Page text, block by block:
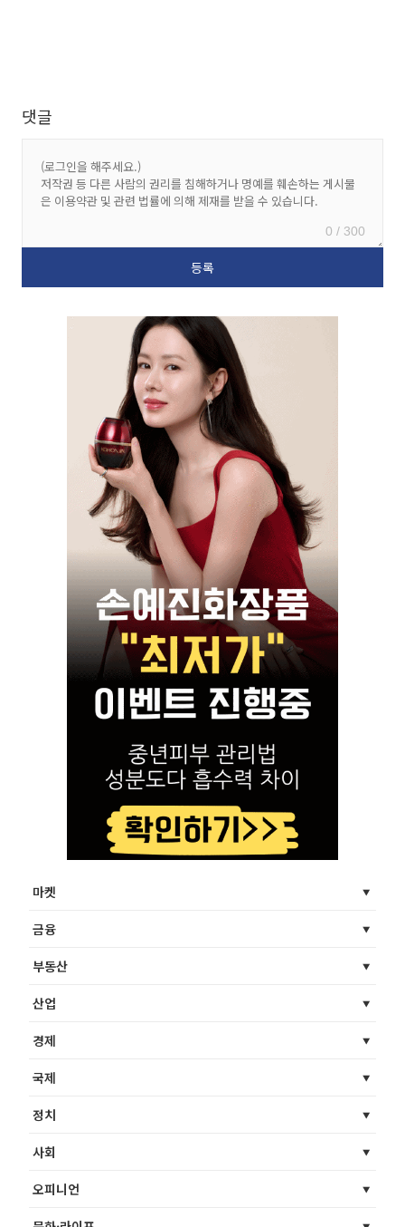
댓글
0 / 300
마켓
금융
부동산
산업
경제
국제
정치
사회
오피니언